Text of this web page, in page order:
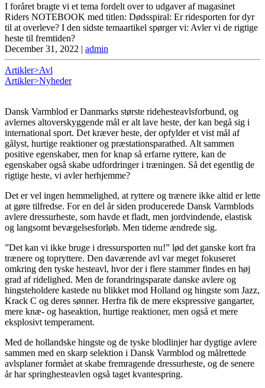
I foråret bragte vi et tema fordelt over to udgaver af magasinet
Riders NOTEBOOK med titlen: Dødsspiral: Er ridesporten for dyr
til at overleve? I den sidste temaartikel spørger vi: Avler vi de rigtige
heste til fremtiden?
December 31, 2022 | admin
Artikler>Avl
Artikler>Nyheder
Dansk Varmblod er Danmarks største ridehesteavlsforbund, og
avlernes altoverskyggende mål er alt lave heste, der kan begå sig i
international sport. Det kræver heste, der opfylder et vist mål af
gålyst, hurtige reaktioner og præstationsparathed. Alt sammen
positive egenskaber, men for knap så erfarne ryttere, kan de
egenskaber også skabe udfordringer i træningen. Så det egentlig de
rigtige heste, vi avler herhjemme?
Det er vel ingen hemmelighed, at ryttere og trænere ikke altid er lette
at gøre tilfredse. For en del år siden producerede Dansk Varmblods
avlere dressurheste, som havde et fladt, men jordvindende, elastisk
og langsomt bevægelsesforløb. Men tiderne ændrede sig.
”Det kan vi ikke bruge i dressursporten nu!” lød det ganske kort fra
trænere og topryttere. Den daværende avl var meget fokuseret
omkring den tyske hesteavl, hvor der i flere stammer findes en høj
grad af ridelighed. Men de forandringsparate danske avlere og
hingsteholdere kastede nu blikket mod Holland og hingste som Jazz,
Krack C og deres sønner. Herfra fik de mere ekspressive gangarter,
mere knæ- og haseaktion, hurtige reaktioner, men også et mere
eksplosivt temperament.
Med de hollandske hingste og de tyske blodlinjer har dygtige avlere
sammen med en skarp selektion i Dansk Varmblod og målrettede
avlsplaner formået at skabe fremragende dressurheste, og de senere
år har springhesteavlen også taget kvantespring.